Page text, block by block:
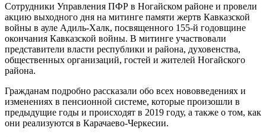
Сотрудники Управления ПФР в Ногайском районе и провели
акцию выходного дня на митинге памяти жертв Кавказской
войны в ауле Адиль-Халк, посвященного 155-й годовщине
окончания Кавказской войны. В митинге участвовали
представители власти республики и района, духовенства,
общественных организаций, гостей и жителей Ногайского
района.
Гражданам подробно рассказали обо всех нововведениях и
изменениях в пенсионной системе, которые произошли в
предыдущие годы и происходят в 2019 году, а также о том, как
они реализуются в Карачаево-Черкесии.